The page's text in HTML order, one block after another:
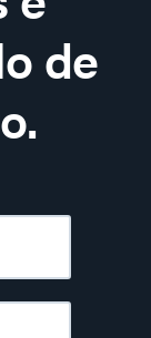
de